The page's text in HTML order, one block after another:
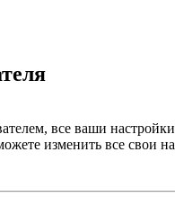
все ваши
изменить все свои